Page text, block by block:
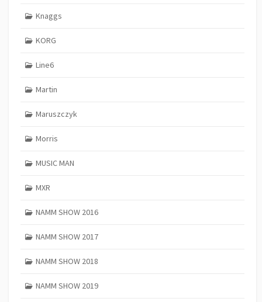
Knaggs
KORG
Line6
Martin
Maruszczyk
Morris
MUSIC MAN
MXR
NAMM SHOW 2016
NAMM SHOW 2017
NAMM SHOW 2018
NAMM SHOW 2019